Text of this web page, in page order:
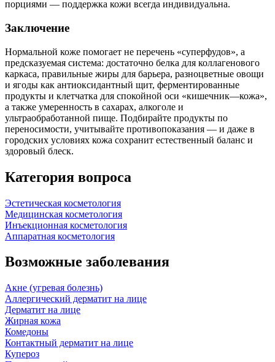
порциями — поддержка кожи всегда индивидуальна.
Заключение
Нормальной коже помогает не перечень «суперфудов», а
предсказуемая система: достаточно белка для коллагенового
каркаса, правильные жиры для барьера, разноцветные овощи
и ягоды как антиоксидантный щит, ферментированные
продукты и клетчатка для спокойной оси «кишечник—кожа»,
а также умеренность в сахарах, алкоголе и
ультраобработанной пище. Подбирайте продукты по
переносимости, учитывайте противопоказания — и даже в
городских условиях кожа сохранит естественный баланс и
здоровый блеск.
Категория вопроса
Эстетическая косметология
Медицинская косметология
Инъекционная косметология
Аппаратная косметология
Возможные заболевания
Акне (угревая болезнь)
Аллергический дерматит на лице
Дерматит на лице
Жирная кожа
Комедоны
Контактный дерматит на лице
Купероз